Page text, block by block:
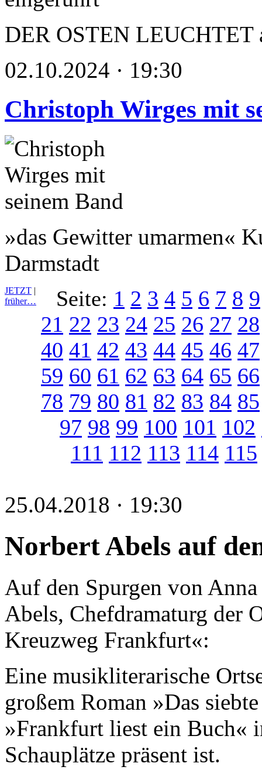
DER OSTEN
02.10.2024 · 19:30
Christoph Wirges mit
»das Gewitter umarmen«
Darmstadt
JETZT |
früher…
Seite: 1 2 3 4 5 6 7 8 9
21 22 23 24 25 26 27 28
40 41 42 43 44 45 46 47
59 60 61 62 63 64 65 66
78 79 80 81 82 83 84 85
97 98 99 100 101 102
111 112 113 114 115
25.04.2018 · 19:30
Norbert Abels auf
Auf den Spurgen von
Abels, Chefdramaturg der
Kreuzweg Frankfurt«:
Eine musikliterarische
großem Roman »Das
»Frankfurt liest ein Buch«
Schauplätze präsent ist.